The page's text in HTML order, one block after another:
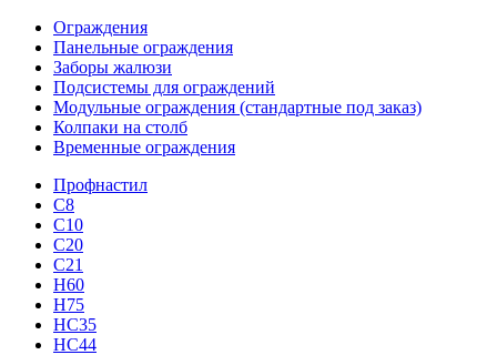
Ограждения
Панельные ограждения
Заборы жалюзи
Подсистемы для ограждений
Модульные ограждения (стандартные под заказ)
Колпаки на столб
Временные ограждения
Профнастил
С8
С10
С20
С21
H60
H75
HС35
НС44